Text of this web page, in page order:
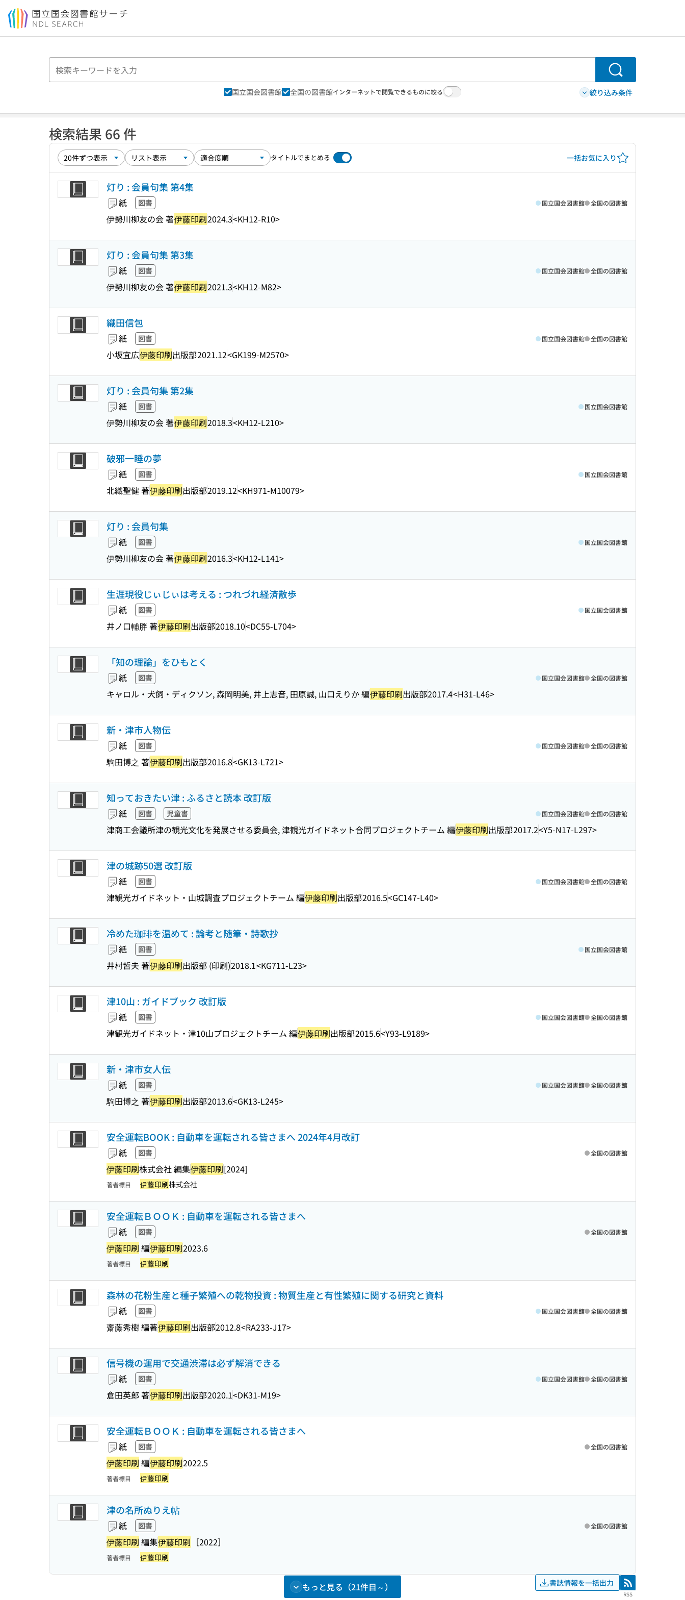
本文へ移動
検索
国立国会図書館 全国の図書館インターネットで閲覧できるものに絞る 絞り込み条件
検索結果 66 件
タイトルでまとめる 一括お気に入り
灯り : 会員句集 第4集
紙 図書
伊勢川柳友の会 著伊藤印刷2024.3<KH12-R10>
国立国会図書館 全国の図書館
灯り : 会員句集 第3集
紙 図書
伊勢川柳友の会 著伊藤印刷2021.3<KH12-M82>
国立国会図書館 全国の図書館
織田信包
紙 図書
小坂宜広伊藤印刷出版部2021.12<GK199-M2570>
国立国会図書館 全国の図書館
灯り : 会員句集 第2集
紙 図書
伊勢川柳友の会 著伊藤印刷2018.3<KH12-L210>
国立国会図書館
破邪一睡の夢
紙 図書
北織聖健 著伊藤印刷出版部2019.12<KH971-M10079>
国立国会図書館
灯り : 会員句集
紙 図書
伊勢川柳友の会 著伊藤印刷2016.3<KH12-L141>
国立国会図書館
生涯現役じぃじぃは考える : つれづれ経済散歩
紙 図書
井ノ口輔胖 著伊藤印刷出版部2018.10<DC55-L704>
国立国会図書館
「知の理論」をひもとく
紙 図書
キャロル・犬飼・ディクソン, 森岡明美, 井上志音, 田原誠, 山口えりか 編伊藤印刷出版部2017.4<H31-L46>
国立国会図書館 全国の図書館
新・津市人物伝
紙 図書
駒田博之 著伊藤印刷出版部2016.8<GK13-L721>
国立国会図書館 全国の図書館
知っておきたい津 : ふるさと読本 改訂版
紙 図書 児童書
津商工会議所津の観光文化を発展させる委員会, 津観光ガイドネット合同プロジェクトチーム 編伊藤印刷出版部2017.2<Y5-N17-L297>
国立国会図書館 全国の図書館
津の城跡50選 改訂版
紙 図書
津観光ガイドネット・山城調査プロジェクトチーム 編伊藤印刷出版部2016.5<GC147-L40>
国立国会図書館 全国の図書館
冷めた珈琲を温めて : 論考と随筆・詩歌抄
紙 図書
井村哲夫 著伊藤印刷出版部 (印刷)2018.1<KG711-L23>
国立国会図書館
津10山 : ガイドブック 改訂版
紙 図書
津観光ガイドネット・津10山プロジェクトチーム 編伊藤印刷出版部2015.6<Y93-L9189>
国立国会図書館 全国の図書館
新・津市女人伝
紙 図書
駒田博之 著伊藤印刷出版部2013.6<GK13-L245>
国立国会図書館 全国の図書館
安全運転BOOK : 自動車を運転される皆さまへ 2024年4月改訂
紙 図書
伊藤印刷株式会社 編集伊藤印刷[2024]
全国の図書館
著者標目 伊藤印刷株式会社
安全運転ＢＯＯＫ : 自動車を運転される皆さまへ
紙 図書
伊藤印刷 編伊藤印刷2023.6
全国の図書館
著者標目 伊藤印刷
森林の花粉生産と種子繁殖への乾物投資 : 物質生産と有性繁殖に関する研究と資料
紙 図書
齋藤秀樹 編著伊藤印刷出版部2012.8<RA233-J17>
国立国会図書館 全国の図書館
信号機の運用で交通渋滞は必ず解消できる
紙 図書
倉田英郎 著伊藤印刷出版部2020.1<DK31-M19>
国立国会図書館 全国の図書館
安全運転ＢＯＯＫ : 自動車を運転される皆さまへ
紙 図書
伊藤印刷 編伊藤印刷2022.5
全国の図書館
著者標目 伊藤印刷
津の名所ぬりえ帖
紙 図書
伊藤印刷 編集伊藤印刷 ［2022］
全国の図書館
著者標目 伊藤印刷
もっと見る（21件目～） 書誌情報を一括出力 RSS
RSS